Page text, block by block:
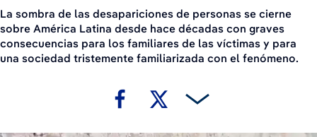
La sombra de las desapariciones de personas se cierne
sobre América Latina desde hace décadas con graves
consecuencias para los familiares de las víctimas y para
una sociedad tristemente familiarizada con el fenómeno.